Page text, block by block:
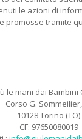
le azioni di
promosse tramite
le mani dai Bambini
Corso G.
10128 Torino (TO)
CF: 97650080019